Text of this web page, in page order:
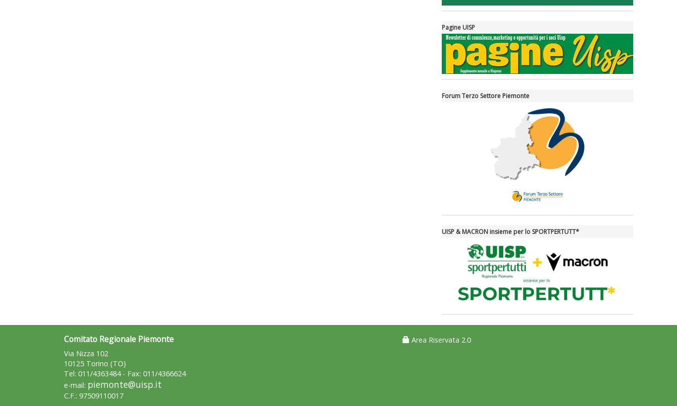
Pagine UISP
Forum Terzo Settore Piemonte
UISP & MACRON insieme per lo SPORTPERTUTT*
Comitato Regionale Piemonte
Via Nizza 102
10125 Torino (TO)
Tel: 011/4363484 - Fax: 011/4366624
e-mail: piemonte@uisp.it
C.F.: 97509110017
Area Riservata 2.0